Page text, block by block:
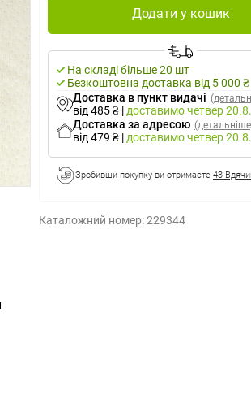
Додати у кошик
На складі більше 20 шт
Безкоштовна доставка від 5 000 ₴
Доставка в пункт видачі
від 485 ₴ | доставимочетвер 20.8.
Доставка за адресою
від 479 ₴ | доставимочетвер 20.8.
Зробивши покупку ви отримаєте 43
Каталожний номер:229344